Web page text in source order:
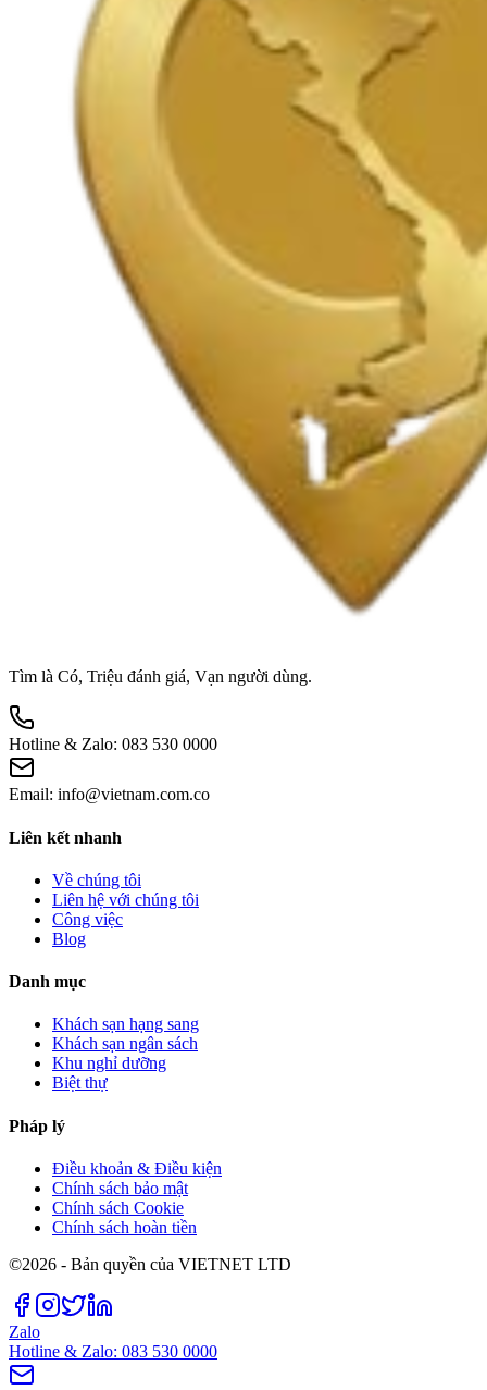
Tìm là Có, Triệu đánh giá, Vạn người dùng.
Hotline & Zalo: 083 530 0000
Email: info@vietnam.com.co
Liên kết nhanh
Về chúng tôi
Liên hệ với chúng tôi
Công việc
Blog
Danh mục
Khách sạn hạng sang
Khách sạn ngân sách
Khu nghỉ dưỡng
Biệt thự
Pháp lý
Điều khoản & Điều kiện
Chính sách bảo mật
Chính sách Cookie
Chính sách hoàn tiền
©2026 - Bản quyền của VIETNET LTD
Zalo
Hotline & Zalo: 083 530 0000